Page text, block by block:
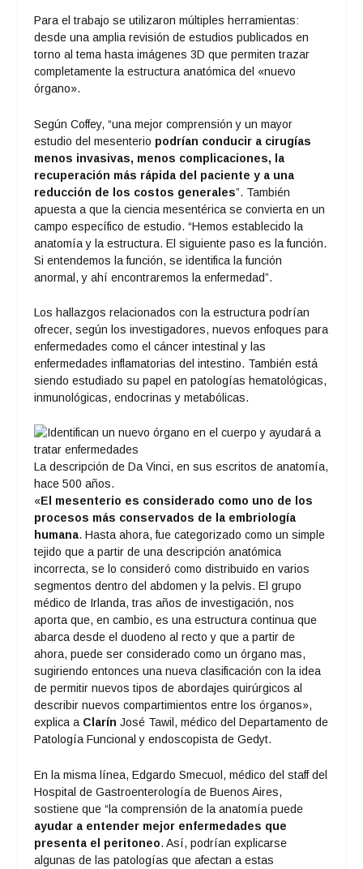
Para el trabajo se utilizaron múltiples herramientas:
desde una amplia revisión de estudios publicados en
torno al tema hasta imágenes 3D que permiten trazar
completamente la estructura anatómica del «nuevo
órgano».
Según Coffey, “una mejor comprensión y un mayor
estudio del mesenterio podrían conducir a cirugías
menos invasivas, menos complicaciones, la
recuperación más rápida del paciente y a una
reducción de los costos generales”. También
apuesta a que la ciencia mesentérica se convierta en un
campo específico de estudio. “Hemos establecido la
anatomía y la estructura. El siguiente paso es la función.
Si entendemos la función, se identifica la función
anormal, y ahí encontraremos la enfermedad”.
Los hallazgos relacionados con la estructura podrían
ofrecer, según los investigadores, nuevos enfoques para
enfermedades como el cáncer intestinal y las
enfermedades inflamatorias del intestino. También está
siendo estudiado su papel en patologías hematológicas,
inmunológicas, endocrinas y metabólicas.
La descripción de Da Vinci, en sus escritos de anatomía,
hace 500 años.
«El mesenterio es considerado como uno de los
procesos más conservados de la embriología
humana. Hasta ahora, fue categorizado como un simple
tejido que a partir de una descripción anatómica
incorrecta, se lo consideró como distribuido en varios
segmentos dentro del abdomen y la pelvis. El grupo
médico de Irlanda, tras años de investigación, nos
aporta que, en cambio, es una estructura continua que
abarca desde el duodeno al recto y que a partir de
ahora, puede ser considerado como un órgano mas,
sugiriendo entonces una nueva clasificación con la idea
de permitir nuevos tipos de abordajes quirúrgicos al
describir nuevos compartimientos entre los órganos»,
explica a Clarín José Tawil, médico del Departamento de
Patología Funcional y endoscopista de Gedyt.
En la misma línea, Edgardo Smecuol, médico del staff del
Hospital de Gastroenterología de Buenos Aires,
sostiene que “la comprensión de la anatomía puede
ayudar a entender mejor enfermedades que
presenta el peritoneo. Así, podrían explicarse
algunas de las patologías que afectan a estas